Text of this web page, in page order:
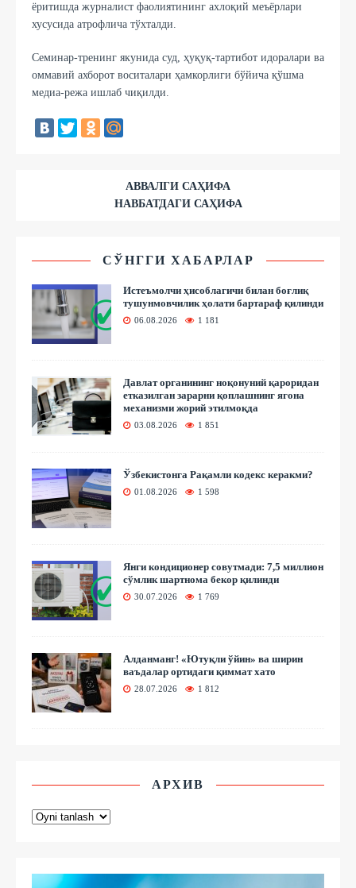
ёритишда журналист фаолиятининг ахлоқий меъёрлари
хусусида атрофлича тўхталди.
Семинар-тренинг якунида суд, ҳуқуқ-тартибот идоралари ва
оммавий ахборот воситалари ҳамкорлиги бўйича қўшма
медиа-режа ишлаб чиқилди.
АВВАЛГИ САҲИФА
НАВБАТДАГИ САҲИФА
СЎНГГИ ХАБАРЛАР
Истеъмолчи ҳисоблагичи билан боғлиқ
тушунмовчилик ҳолати бартараф қилинди
06.08.2026 1 181
Давлат органининг ноқонуний қароридан
етказилган зарарни қоплашнинг ягона
механизми жорий этилмоқда
03.08.2026 1 851
Ўзбекистонга Рақамли кодекс керакми?
01.08.2026 1 598
Янги кондиционер совутмади: 7,5 миллион
сўмлик шартнома бекор қилинди
30.07.2026 1 769
Алданманг! «Ютуқли ўйин» ва ширин
ваъдалар ортидаги қиммат хато
28.07.2026 1 812
АРХИВ